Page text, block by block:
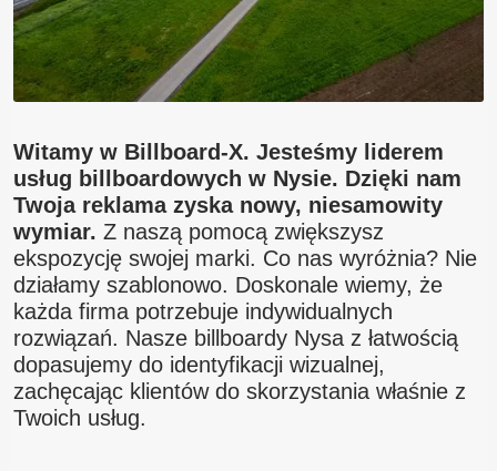
Kontakt
Witamy w Billboard-X. Jesteśmy liderem
usług billboardowych w Nysie. Dzięki nam
Twoja reklama zyska nowy, niesamowity
wymiar. Z naszą pomocą zwiększysz
ekspozycję swojej marki. Co nas wyróżnia? Nie
działamy szablonowo. Doskonale wiemy, że
każda firma potrzebuje indywidualnych
rozwiązań. Nasze billboardy Nysa z łatwością
dopasujemy do identyfikacji wizualnej,
zachęcając klientów do skorzystania właśnie z
Twoich usług.